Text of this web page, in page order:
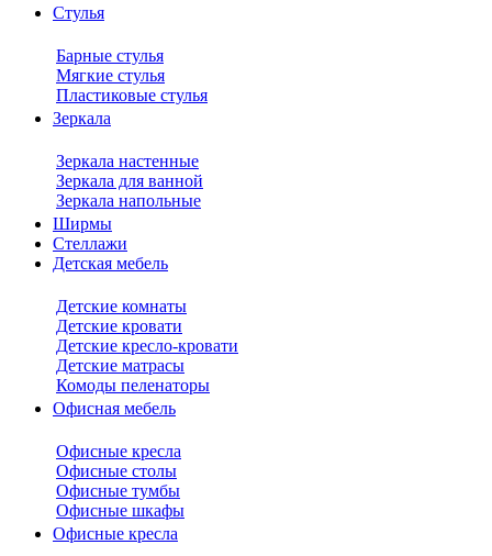
Стулья
Барные стулья
Мягкие стулья
Пластиковые стулья
Зеркала
Зеркала настенные
Зеркала для ванной
Зеркала напольные
Ширмы
Стеллажи
Детская мебель
Детские комнаты
Детские кровати
Детские кресло-кровати
Детские матрасы
Комоды пеленаторы
Офисная мебель
Офисные кресла
Офисные столы
Офисные тумбы
Офисные шкафы
Офисные кресла